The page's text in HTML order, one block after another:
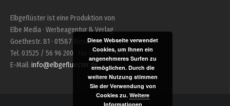
Elbgeflüster ist eine Produktion von
Elbe Media · Werbeagentur & Verlag
Goethestr. 81 · 01587 Riesa
Tel. 03525 / 56 96 200 · Fax 03525 / 56 96 201
E-Mail: info@elbgefluester.de
Diese Webseite verwendet
Cookies, um Ihnen ein
angenehmeres Surfen zu
ermöglichen. Durch die
weitere Nutzung stimmen
Sie der Verwendung von
Cookies zu. Weitere
Informationen